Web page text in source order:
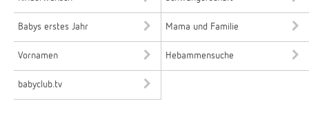
Babys erstes Jahr Mama und Familie
Vornamen Hebammensuche
babyclub.tv